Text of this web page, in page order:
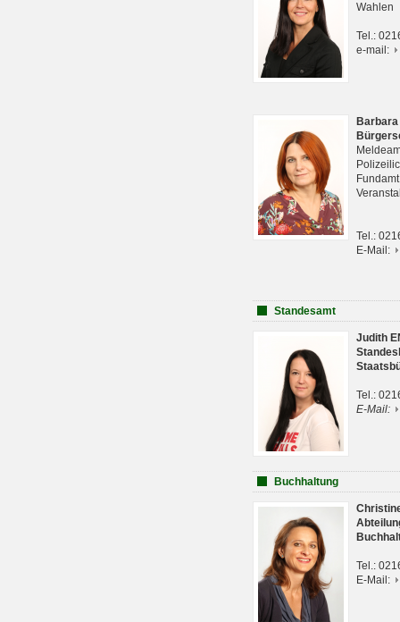
Wahlen
Tel.:
e-mail:
Tel.:
E-Mail:
Standesamt
Judith
Tel.:
E-Mail:
Buchhaltung
Tel.:
E-Mail: